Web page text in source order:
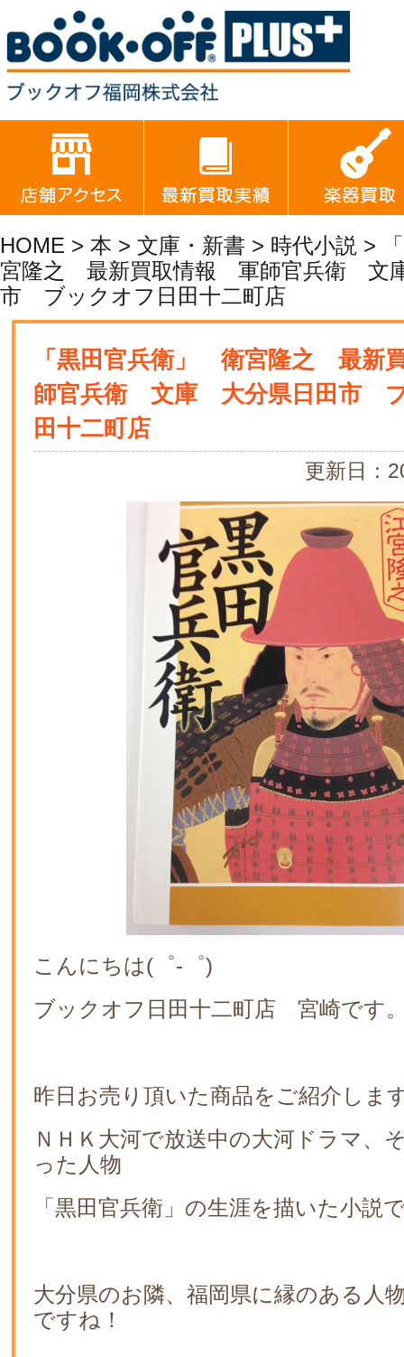
HOME > 本 > 文庫・新書 > 時代小説 >
宮隆之 最新買取情報 軍師官兵衛 文
市 ブックオフ日田十二町店
「黒田官兵衛」 衛宮隆之 最新
師官兵衛 文庫 大分県日田市
田十二町店
更新日：
こんにちは(゜-゜)
ブックオフ日田十二町店 宮崎です
昨日お売り頂いた商品をご紹介しま
ＮＨＫ大河で放送中の大河ドラマ、
った人物
「黒田官兵衛」の生涯を描いた小説
大分県のお隣、福岡県に縁のある人
ですね！